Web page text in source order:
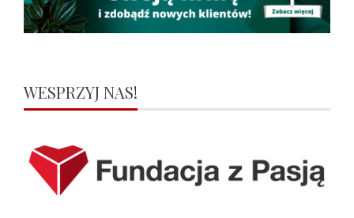
WESPRZYJ NAS!